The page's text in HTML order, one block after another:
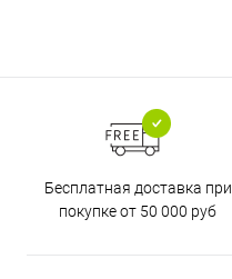
Бесплатная доставка при
покупке от 50 000 руб